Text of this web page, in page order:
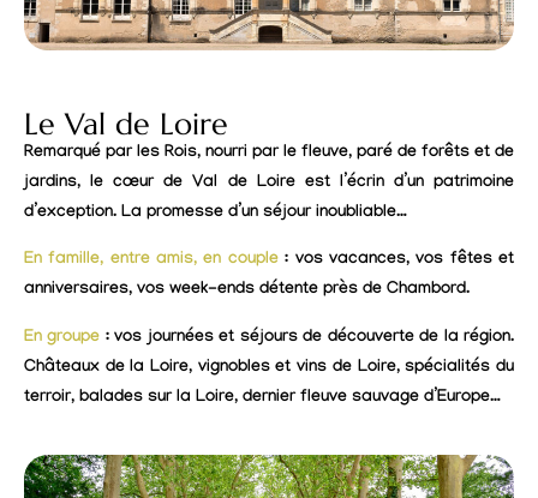
Le Val de Loire
Remarqué par les Rois, nourri par le fleuve, paré de forêts et de
jardins, le cœur de Val de Loire est l’écrin d’un patrimoine
d’exception. La promesse d’un séjour inoubliable…
En famille, entre amis, en couple: vos vacances, vos fêtes et
anniversaires, vos week-ends détente près de Chambord.
En groupe : vos journées et séjours de découverte de la région.
Châteaux de la Loire, vignobles et vins de Loire, spécialités du
terroir, balades sur la Loire, dernier fleuve sauvage d’Europe…